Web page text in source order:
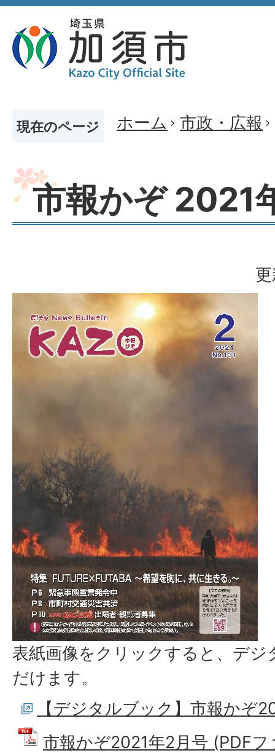
現在のページ ホーム 市政・広報
市報かぞ 2021
表紙画像をクリックすると、デ
だけます。
【デジタルブック】市報かぞ
市報かぞ2021年2月号 (PDF